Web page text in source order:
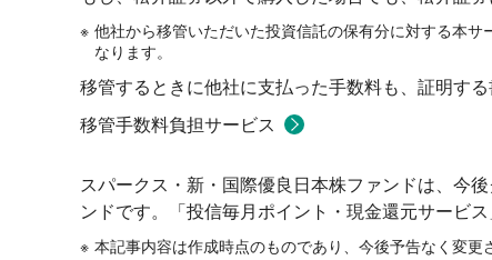
他社から移管いただいた投資信託の保有分に対する本
なります。
移管するときに他社に支払った手数料も、証明す
移管手数料負担サービス
スパークス・新・国際優良日本株ファンドは、今
ンドです。「投信毎月ポイント・現金還元サービ
本記事内容は作成時点のものであり、今後予告なく変